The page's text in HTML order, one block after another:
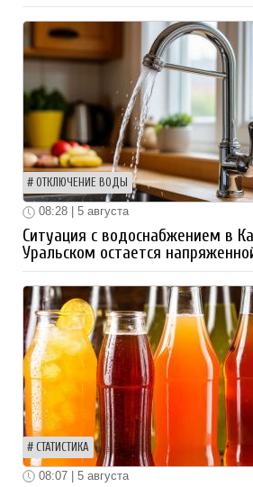
ОТКЛЮЧЕНИЕ ВОДЫ
08:28 | 5 августа
Ситуация с водоснабжением в
Уральском остается
СТАТИСТИКА
08:07 | 5 августа